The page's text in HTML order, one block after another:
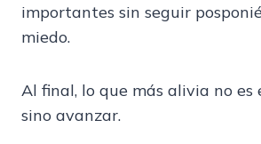
importantes sin seguir
miedo.
Al final, lo que más alivia no es
sino avanzar.